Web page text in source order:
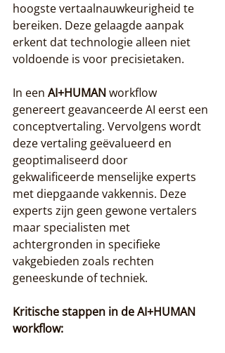
hoogste vertaalnauwkeurigheid te
bereiken. Deze gelaagde aanpak
erkent dat technologie alleen niet
voldoende is voor precisietaken.
In een AI+HUMAN workflow
genereert geavanceerde AI eerst een
conceptvertaling. Vervolgens wordt
deze vertaling geëvalueerd en
geoptimaliseerd door
gekwalificeerde menselijke experts
met diepgaande vakkennis. Deze
experts zijn geen gewone vertalers
maar specialisten met
achtergronden in specifieke
vakgebieden zoals rechten
geneeskunde of techniek.
Kritische stappen in de AI+HUMAN
workflow: